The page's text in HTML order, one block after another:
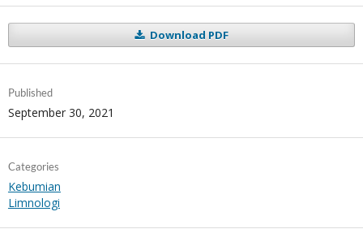
Download PDF
Published
September 30, 2021
Categories
Kebumian
Limnologi